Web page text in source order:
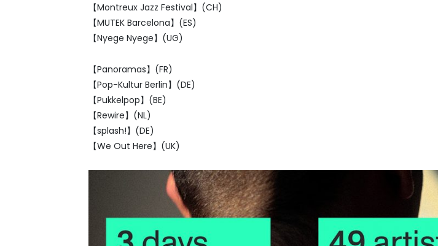
【Montreux Jazz Festival】(CH)
【MUTEK Barcelona】(ES)
【Nyege Nyege】(UG)
【Panoramas】(FR)
【Pop-Kultur Berlin】(DE)
【Pukkelpop】(BE)
【Rewire】(NL)
【splash!】(DE)
【We Out Here】(UK)